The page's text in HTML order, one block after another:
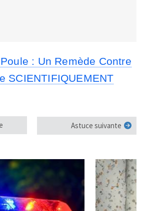
: Un Remède Contre
SCIENTIFIQUEMENT
Astuce suivante